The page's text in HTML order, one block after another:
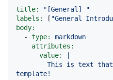
title:
"[General] "
labels:
[ "General
body:
-
type:
markdown
attributes:
value: